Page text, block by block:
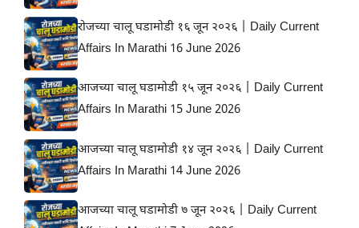
रोजच्या चालू घडामोडी १६ जून २०२६ | Daily Current
Affairs In Marathi 16 June 2026
आजच्या चालू घडामोडी १५ जून २०२६ | Daily Current
Affairs In Marathi 15 June 2026
आजच्या चालू घडामोडी १४ जून २०२६ | Daily Current
Affairs In Marathi 14 June 2026
आजच्या चालू घडामोडी ७ जून २०२६ | Daily Current